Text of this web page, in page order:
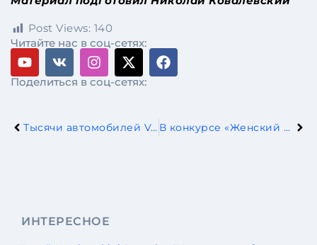
Post Views: 140
Читайте нас в соц-сетях:
Поделиться в соц-сетях:
Тысячи автомобилей Volkswagen и Audi ожидают своей участи в пустыне Мохаве В конкурсе «Женский автомобиль года-2026» победителем стал Nissan Leaf
ИНТЕРЕСНОЕ